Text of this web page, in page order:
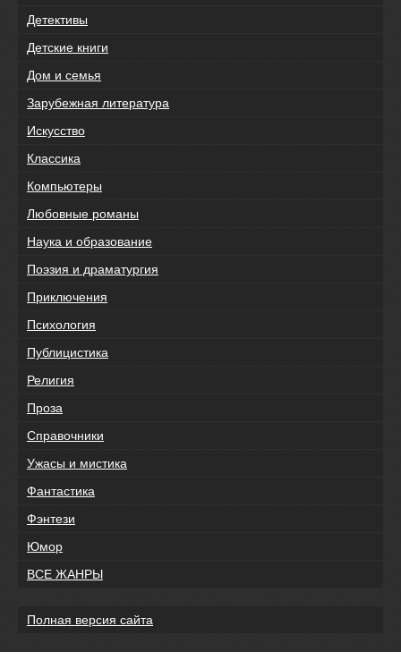
Детективы
Детские книги
Дом и семья
Зарубежная литература
Искусство
Классика
Компьютеры
Любовные романы
Наука и образование
Поэзия и драматургия
Приключения
Психология
Публицистика
Религия
Проза
Справочники
Ужасы и мистика
Фантастика
Фэнтези
Юмор
ВСЕ ЖАНРЫ
Полная версия сайта